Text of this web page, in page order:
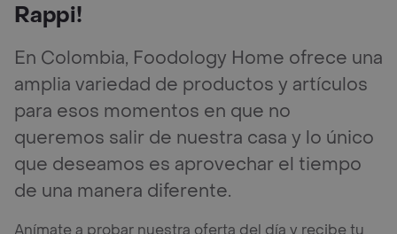
Rappi!
En Colombia, Foodology Home ofrece una
amplia variedad de productos y artículos
para esos momentos en que no
queremos salir de nuestra casa y lo único
que deseamos es aprovechar el tiempo
de una manera diferente.
Anímate a probar nuestra oferta del día y recibe tu